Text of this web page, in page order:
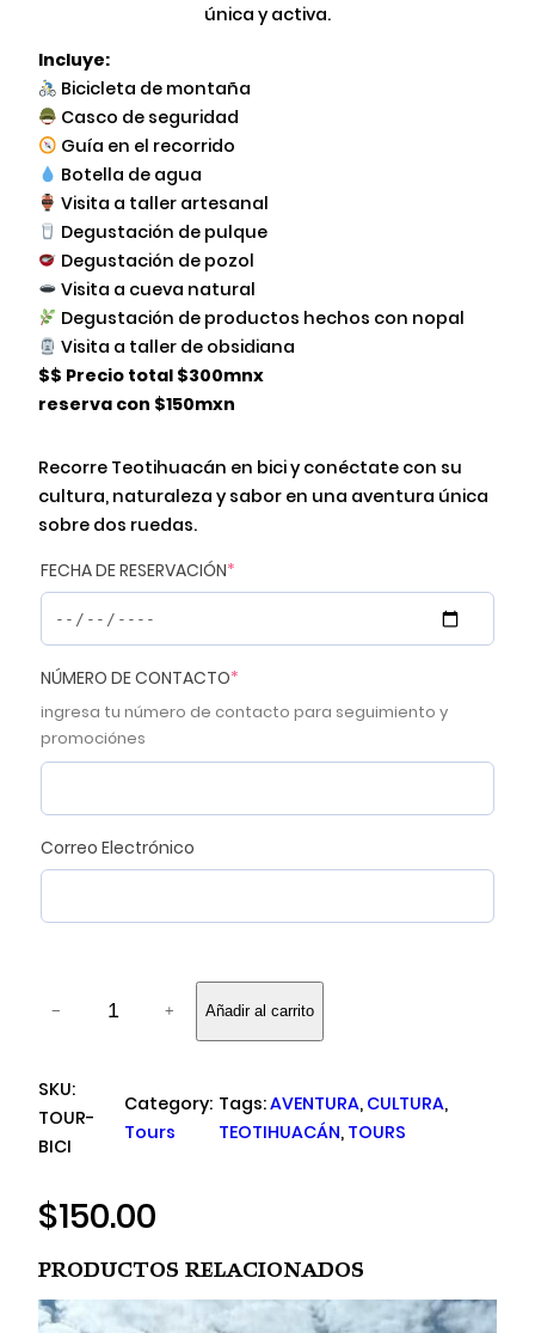
única y activa.
Incluye:
Bicicleta de montaña
Casco de seguridad
Guía en el recorrido
Botella de agua
Visita a taller artesanal
Degustación de pulque
Degustación de pozol
Visita a cueva natural
Degustación de productos hechos con nopal
Visita a taller de obsidiana
$$ Precio total $300mnx
reserva con $150mxn
Recorre Teotihuacán en bici y conéctate con su
cultura, naturaleza y sabor en una aventura única
sobre dos ruedas.
FECHA DE RESERVACIÓN*
r
q
u
r
d
NÚMERO DE CONTACTO*
e
r
d
ingresa tu número de contacto para seguimiento y
promociónes
Correo Electrónico
r
e
n
c
c
l
− + Añadir al carrito
SKU:
TOUR-
BICI
Category:
Tours
Tags:AVENTURA, CULTURA
TEOTIHUACÁN, TOURS
$150.00
Productos Relacionados